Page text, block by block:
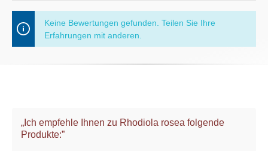
Keine Bewertungen gefunden. Teilen Sie Ihre
Erfahrungen mit anderen.
„Ich empfehle Ihnen zu Rhodiola rosea folgende
Produkte:”